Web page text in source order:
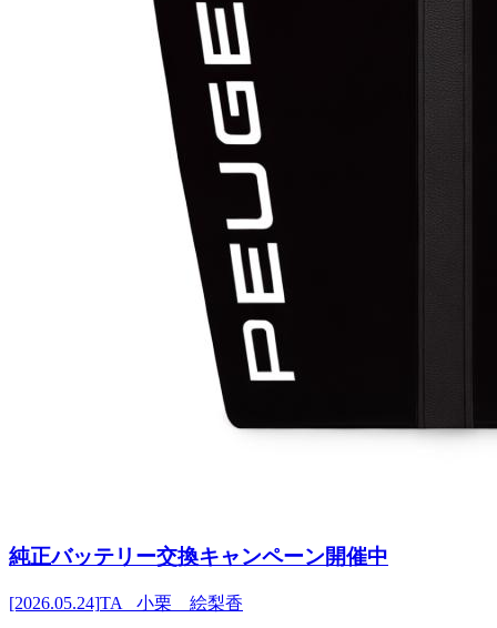
純正バッテリー交換キャンペーン開催中
[2026.05.24]TA 小栗 絵梨香